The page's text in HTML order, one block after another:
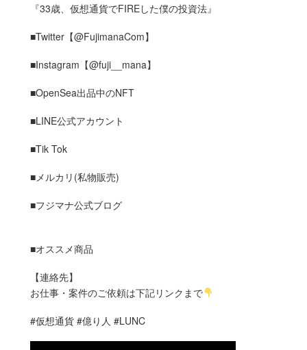
『33歳、仮想通貨でFIREした僕の投資法』
■Twitter【@FujimanaCom】
■Instagram【@fuji__mana】
■OpenSea出品中のNFT
■LINE公式アカウント
■Tik Tok
■メルカリ(私物販売)
■フジマナ公式ブログ
■オススメ商品
【連絡先】
お仕事・案件のご依頼は下記リンクまで
#仮想通貨 #億り人 #LUNC